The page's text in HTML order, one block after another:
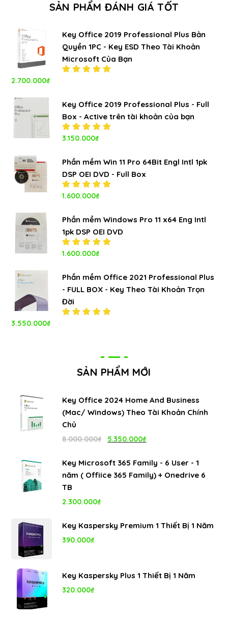
SẢN PHẨM ĐÁNH GIÁ TỐT
Key Office 2019 Professional Plus Bản
Quyền 1PC - Key ESD Theo Tài Khoản
Microsoft Của Bạn
sao
2.700.000₫
Key Office 2019 Professional Plus - Full
Box - Active trên tài khoản của bạn
Được xếp
sao
3.150.000₫
Phần mềm Win 11 Pro 64Bit Engl Intl 1pk
DSP OEI DVD - Full Box
Được xếp
sao
1.600.000₫
Phần mềm Windows Pro 11 x64 Eng Intl
1pk DSP OEI DVD
Được xếp
sao
1.600.000₫
Phần mềm Office 2021 Professional Plus
- FULL BOX - Key Theo Tài Khoản Trọn
Đời
3.550.000₫
SẢN PHẨM MỚI
Key Office 2024 Home And Business
(Mac/ Windows) Theo Tài Khoản Chính
Chủ
8.000.000₫
Giá
là:
5.350.000₫
tại
Key Microsoft 365 Family - 6 User - 1
năm ( Offiice 365 Family) + Onedrive 6
TB
2.300.000₫
Key Kaspersky Premium 1 Thiết Bị 1 Năm
390.000₫
Key Kaspersky Plus 1 Thiết Bị 1 Năm
320.000₫